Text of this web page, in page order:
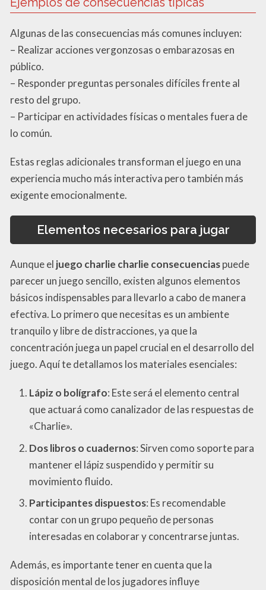
Algunas de las consecuencias más comunes incluyen:
– Realizar acciones vergonzosas o embarazosas en
público.
– Responder preguntas personales difíciles frente al
resto del grupo.
– Participar en actividades físicas o mentales fuera de
lo común.
Estas reglas adicionales transforman el juego en una
experiencia mucho más interactiva pero también más
exigente emocionalmente.
Elementos necesarios para jugar
Aunque el juego charlie charlie consecuenciaspuede
parecer un juego sencillo, existen algunos elementos
básicos indispensables para llevarlo a cabo de manera
efectiva. Lo primero que necesitas es un ambiente
tranquilo y libre de distracciones, ya que la
concentración juega un papel crucial en el desarrollo del
juego. Aquí te detallamos los materiales esenciales:
Lápiz o bolígrafo: Este será el elemento central
que actuará como canalizador de las respuestas de
«Charlie».
Dos libros o cuadernos: Sirven como soporte para
mantener el lápiz suspendido y permitir su
movimiento fluido.
Participantes dispuestos: Es recomendable
contar con un grupo pequeño de personas
interesadas en colaborar y concentrarse juntas.
Además, es importante tener en cuenta que la
disposición mental de los jugadores influye